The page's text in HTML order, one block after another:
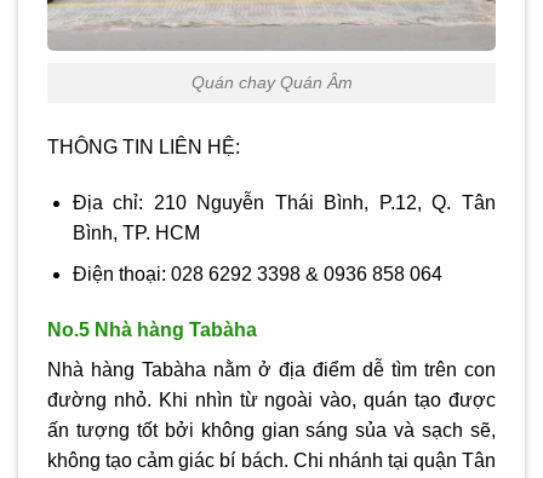
Quán chay Quán Âm
THÔNG TIN LIÊN HỆ:
Địa chỉ: 210 Nguyễn Thái Bình, P.12, Q. Tân
Bình, TP. HCM
Điện thoại: 028 6292 3398 & 0936 858 064
No.5 Nhà hàng Tabàha
Nhà hàng Tabàha nằm ở địa điểm dễ tìm trên con
đường nhỏ. Khi nhìn từ ngoài vào, quán tạo được
ấn tượng tốt bởi không gian sáng sủa và sạch sẽ,
không tạo cảm giác bí bách. Chi nhánh tại quận Tân